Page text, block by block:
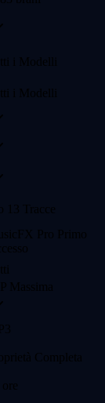
i Modelli
i Modelli
13 Tracce
Pro Primo
Massima
Completa
ore